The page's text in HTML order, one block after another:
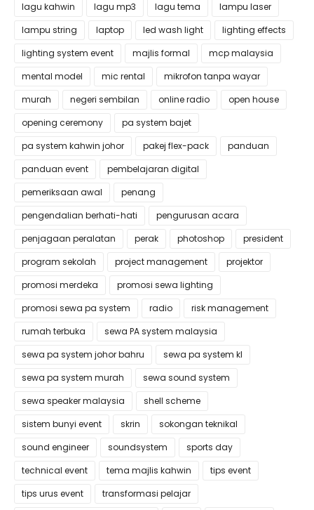
lagu kahwin
lagu mp3 lagu tema
lampu laser
lampu string
laptop led wash light
lighting effects
lighting system event
majlis formal
mcp malaysia
mental model
mic rental
mikrofon tanpa wayar
murah
negeri sembilan online radio
open house
opening ceremony
pa system bajet
pa system kahwin johor
pakej flex-pack
panduan
panduan event
pembelajaran digital
pemeriksaan awal
penang
pengendalian berhati-hati
pengurusan acara
penjagaan peralatan
perak photoshop
president
program sekolah
project management
projektor
promosi merdeka
promosi sewa lighting
promosi sewa pa system
radio
risk management
rumah terbuka
sewa PA system malaysia
sewa pa system johor bahru
sewa pa system kl
sewa pa system murah
sewa sound system
sewa speaker malaysia
shell scheme
sistem bunyi event
skrin
sokongan teknikal
sound engineer
soundsystem
sports day
technical event
tema majlis kahwin
tips event
tips urus event
transformasi pelajar